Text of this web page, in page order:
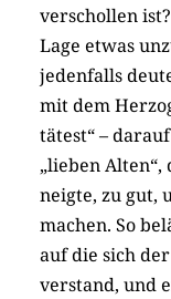
verschollen
Lage etwas
jedenfalls
mit dem
tätest“ –
„lieben
neigte, zu gut,
machen. So
auf die sich
verstand, und